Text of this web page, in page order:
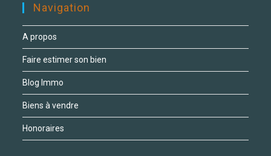
Navigation
A propos
Faire estimer son bien
Blog Immo
Biens à vendre
Honoraires